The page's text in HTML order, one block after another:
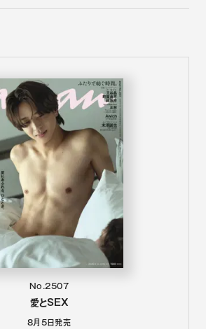
No.2507
愛とSEX
8月5日発売